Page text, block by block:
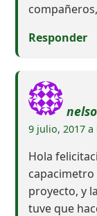
Responder
9 julio, 2017 a
Hola
proyecto, y
tuve que